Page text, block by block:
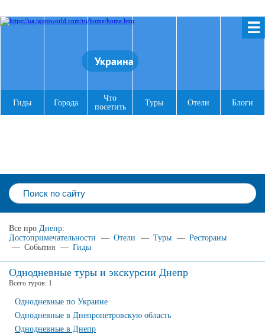
☰
Украина
Гиды Города
Что
посетить
Туры Отели Блоги
Все про Днепр:
Достопримечательности
— Отели — Туры — Рестораны
— События — Гиды
Однодневные туры и экскурсии Днепр
Всего туров: 1
Однодневные по Украине
Однодневные в Днепропетровскую область
Однодневные в Днепр